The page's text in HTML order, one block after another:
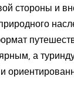
стороны и
а
и